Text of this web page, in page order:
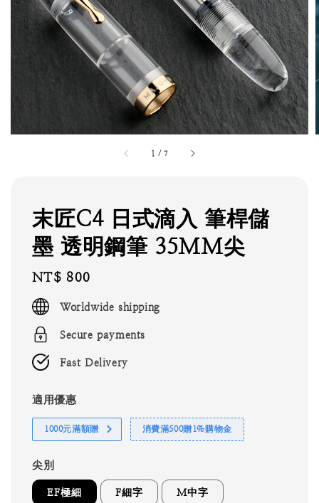
1 /7
末匠C4 日式滴入 筆桿儲
墨 透明鋼筆 35MM尖
Regular
price
NT$ 800
Worldwide shipping
Secure payments
Fast Delivery
適用優惠
1000元滿額贈 消費滿500贈1%購物金
尖別
EF極細 F細字 M中字